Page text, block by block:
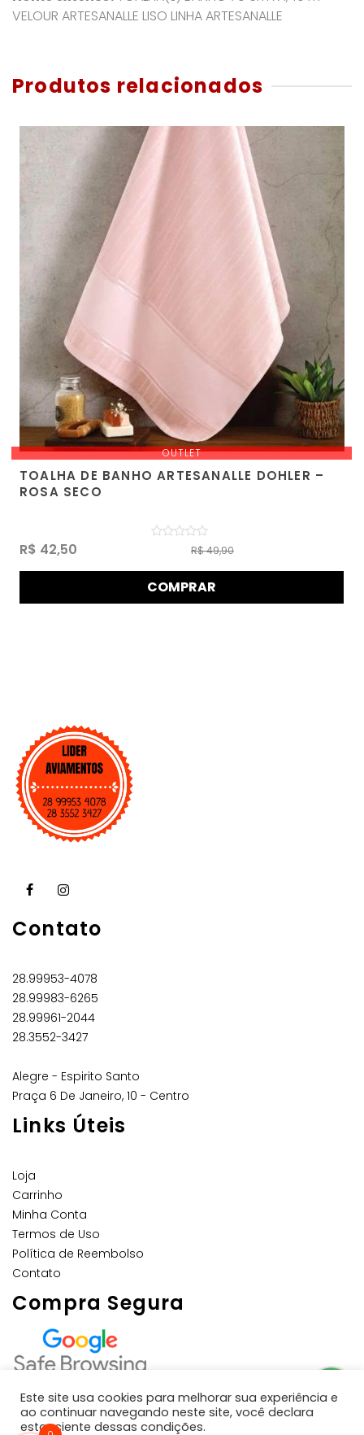
VELOUR ARTESANALLE LISO LINHA ARTESANALLE
Produtos relacionados
OUTLET
TOALHA DE BANHO ARTESANALLE DOHLER –
ROSA SECO
Avaliação
5
R$49,90
R$ 42,50
COMPRAR
Contato
28.99953-4078
28.99983-6265
28.99961-2044
28.3552-3427
Alegre - Espirito Santo
Praça 6 De Janeiro, 10 - Centro
Links Úteis
Loja
Carrinho
Minha Conta
Termos de Uso
Política de Reembolso
Contato
Compra Segura
Este site usa cookies para melhorar sua experiência e
ao continuar navegando neste site, você declara
estar ciente dessas condições.